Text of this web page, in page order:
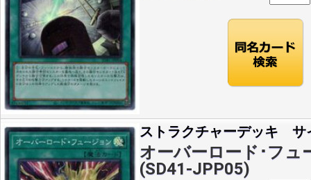
ストラクチャーデッキ サ
オーバーロード･フュ
(SD41-JPP05)